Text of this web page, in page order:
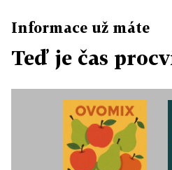
Informace už máte
Teď je čas